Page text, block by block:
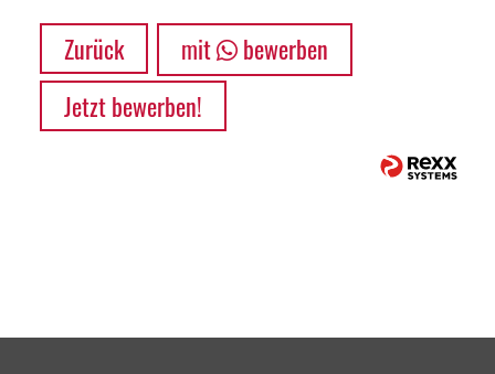
Zurück mit
bewerben
Jetzt bewerben!